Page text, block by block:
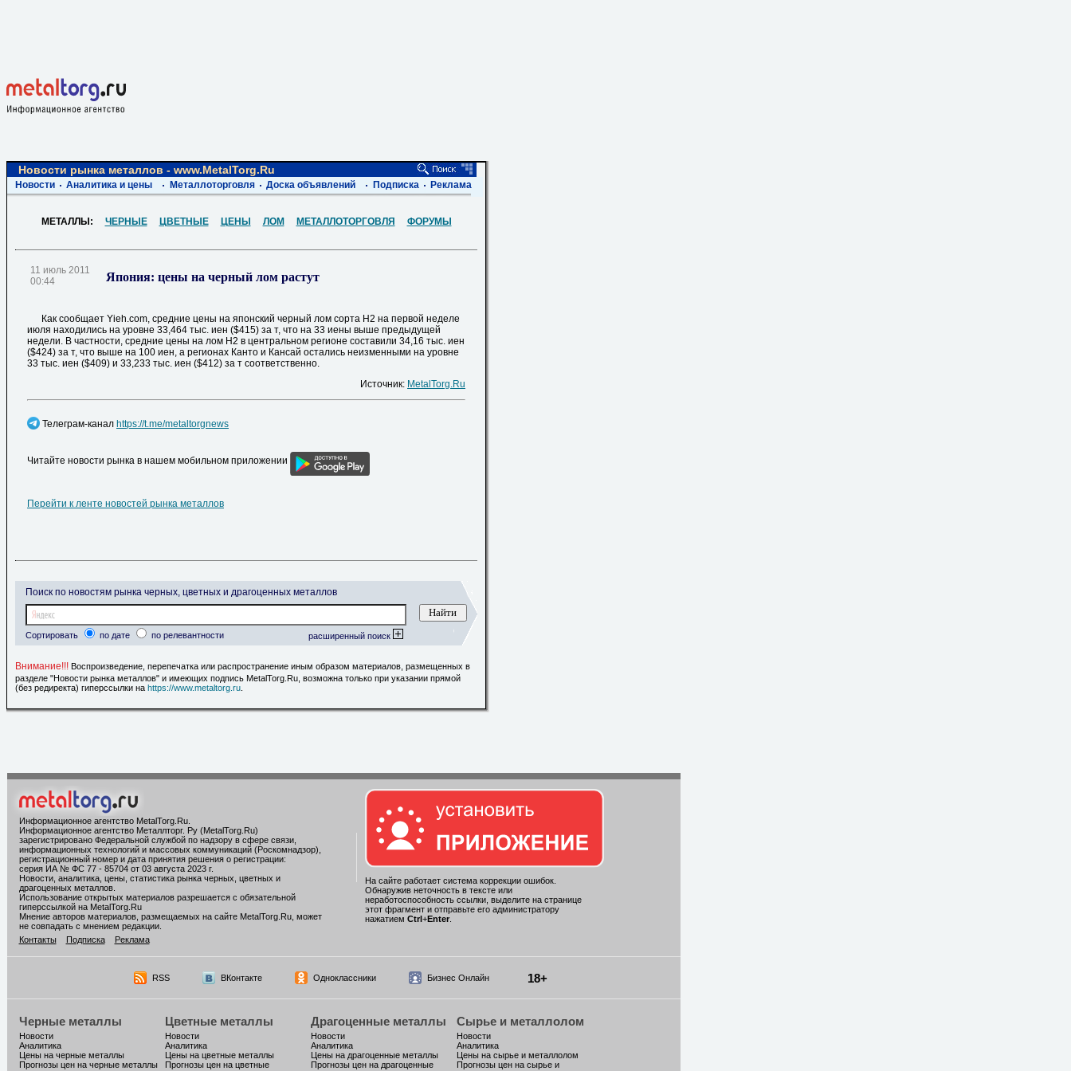
Новости рынка металлов - www.MetalTorg.Ru
Новости Аналитика и цены Металлоторговля Доска объявлений Подписка Реклама
МЕТАЛЛЫ: ЧЕРНЫЕ ЦВЕТНЫЕ ЦЕНЫ ЛОМ МЕТАЛЛОТОРГОВЛЯ ФОРУМЫ
11 июль 2011
00:44
Япония: цены на черный лом растут
Как сообщает Yieh.com, средние цены на японский черный лом сорта H2 на первой неделе
июля находились на уровне 33,464 тыс. иен ($415) за т, что на 33 иены выше предыдущей
недели. В частности, средние цены на лом H2 в центральном регионе составили 34,16 тыс. иен
($424) за т, что выше на 100 иен, а регионах Канто и Кансай остались неизменными на уровне
33 тыс. иен ($409) и 33,233 тыс. иен ($412) за т соответственно.
Источник: MetalTorg.Ru
Телеграм-канал https://t.me/metaltorgnews
Читайте новости рынка в нашем мобильном приложении
Перейти к ленте новостей рынка металлов
Поиск по новостям рынка черных, цветных и драгоценных металлов
Сортировать по дате по релевантности расширенный поиск
Внимание!!! Воспроизведение, перепечатка или распространение иным образом материалов, размещенных в
разделе "Новости рынка металлов" и имеющих подпись MetalTorg.Ru, возможна только при указании прямой
(без редиректа) гиперссылки на https://www.metaltorg.ru
Информационное агентство MetalTorg.Ru.
Информационное агентство Металлторг. Ру (MetalTorg.Ru)
зарегистрировано Федеральной службой по надзору в сфере связи,
информационных технологий и массовых коммуникаций (Роскомнадзор),
регистрационный номер и дата принятия решения о регистрации:
серия ИА № ФС 77 - 85704 от 03 августа 2023 г.
Новости, аналитика, цены, статистика рынка черных, цветных и
драгоценных металлов.
Использование открытых материалов разрешается с обязательной
гиперссылкой на MetalTorg.Ru
Мнение авторов материалов, размещаемых на сайте MetalTorg.Ru, может
не совпадать с мнением редакции.
Контакты
Подписка Реклама
На сайте работает система коррекции ошибок.
Обнаружив неточность в тексте или
неработоспособность ссылки, выделите на странице
этот фрагмент и отправьте его администратору
нажатием Ctrl+Enter.
RSS ВКонтакте Одноклассники Бизнес Онлайн 18+
Черные металлы
Новости
Аналитика
Цены на черные металлы
Прогнозы цен на черные металлы
Цветные металлы
Новости
Аналитика
Цены на цветные металлы
Прогнозы цен на цветные
Драгоценные металлы
Новости
Аналитика
Цены на драгоценные металлы
Прогнозы цен на драгоценные
Сырье и металлолом
Новости
Аналитика
Цены на сырье и металлолом
Прогнозы цен на сырье и